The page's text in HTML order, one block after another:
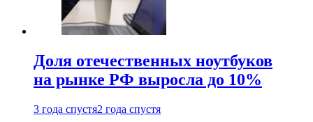
Доля отечественных ноутбуков
на рынке РФ выросла до 10%
3 года спустя2 года спустя